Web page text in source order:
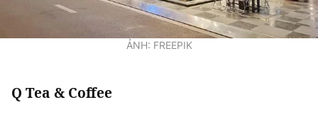
ẢNH: FREEPIK
Q Tea & Coffee